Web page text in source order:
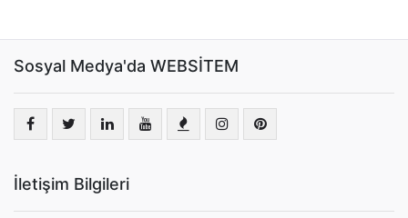
Sosyal Medya'da WEBSİTEM
İletişim Bilgileri